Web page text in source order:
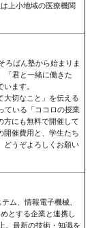
上小地域の医療機関
ろばん塾から始まりま
「君と一緒に働きた
ます。
大切なこと」を伝える
ている「ココロの授業
方にも無料で開催して
開催費用と、学生たち
どうぞよろしくお願い
ム、情報電子機械、
とする企業と連携し
。最新の技術・知識を